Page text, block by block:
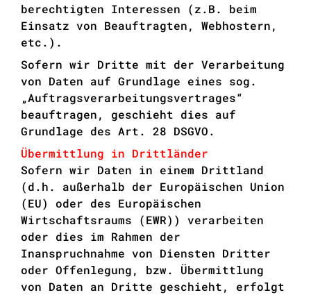
berechtigten Interessen (z.B. beim
Einsatz von Beauftragten, Webhostern,
etc.).
Sofern wir Dritte mit der Verarbeitung
von Daten auf Grundlage eines sog.
„Auftragsverarbeitungsvertrages“
beauftragen, geschieht dies auf
Grundlage des Art. 28 DSGVO.
Übermittlung in Drittländer
Sofern wir Daten in einem Drittland
(d.h. außerhalb der Europäischen Union
(EU) oder des Europäischen
Wirtschaftsraums (EWR)) verarbeiten
oder dies im Rahmen der
Inanspruchnahme von Diensten Dritter
oder Offenlegung, bzw. Übermittlung
von Daten an Dritte geschieht, erfolgt